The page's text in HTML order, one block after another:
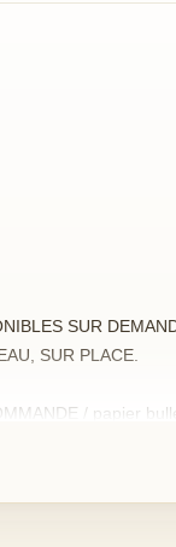
SUR
SUR PLACE.
/ papier
ne vous donne pas